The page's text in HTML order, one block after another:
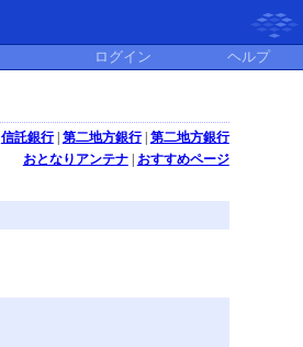
ログイン ヘルプ
信託銀行| 第二地方銀行| 第二地方銀行
おとなりアンテナ| おすすめページ